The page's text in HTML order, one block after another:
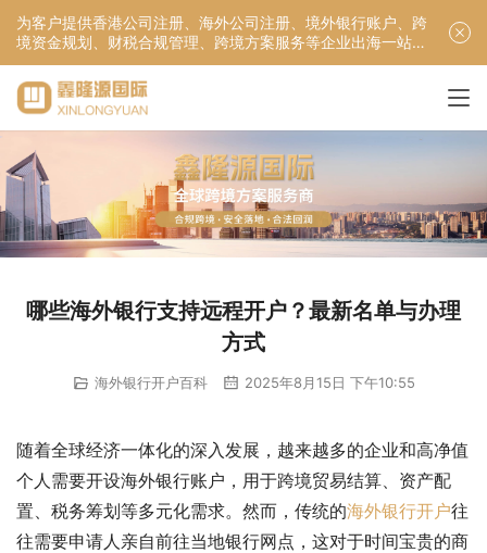
为客户提供香港公司注册、海外公司注册、境外银行账户、跨
境资金规划、财税合规管理、跨境方案服务等企业出海一站式
服务！
哪些海外银行支持远程开户？最新名单与办理
方式
海外银行开户百科 2025年8月15日 下午10:55
随着全球经济一体化的深入发展，越来越多的企业和高净值
个人需要开设海外银行账户，用于跨境贸易结算、资产配
置、税务筹划等多元化需求。然而，传统的海外银行开户往
往需要申请人亲自前往当地银行网点，这对于时间宝贵的商